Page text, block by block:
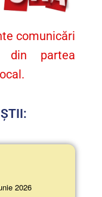
comunicări
din partea
2026